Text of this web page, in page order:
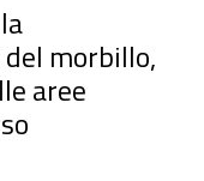
morbillo,
aree